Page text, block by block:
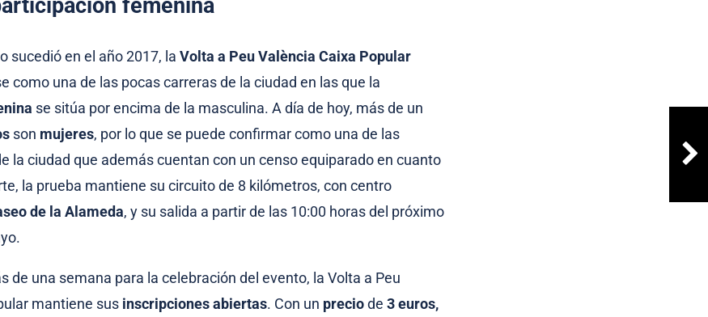
femenina
sucedió en el año 2017, la Volta a Peu València Caixa Popular
como una de las pocas carreras de la ciudad en las que la
se sitúa por encima de la masculina. A día de hoy, más de un
son mujeres, por lo que se puede confirmar como una de las
la ciudad que además cuentan con un censo equiparado en cuanto
la prueba mantiene su circuito de 8 kilómetros, con centro
de la Alameda, y su salida a partir de las 10:00 horas del próximo
de una semana para la celebración del evento, la Volta a Peu
mantiene sus inscripciones abiertas. Con un preciode 3 euros,